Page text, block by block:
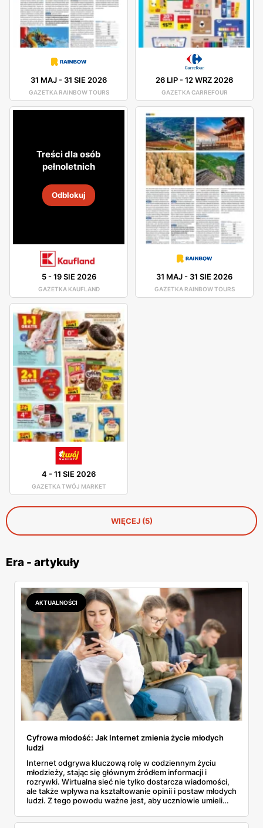
31 MAJ- 31 SIE 2026
GAZETKA RAINBOW TOURS
26 LIP-12 WRZ 2026
GAZETKA CARREFOUR
Treści dla osób
pełnoletnich
Odblokuj
5-19 SIE 2026
GAZETKA KAUFLAND
31 MAJ- 31 SIE 2026
GAZETKA RAINBOW TOURS
4 -11 SIE 2026
GAZETKA TWÓJ MARKET
WIĘCEJ (5)
Era - artykuły
AKTUALNOŚCI
Cyfrowa młodość: Jak Internet zmienia życie młodych
ludzi
Internet odgrywa kluczową rolę w codziennym życiu
młodzieży, stając się głównym źródłem informacji i
rozrywki. Wirtualna sieć nie tylko dostarcza wiadomości,
ale także wpływa na kształtowanie opinii i postaw młodych
ludzi. Z tego powodu ważne jest, aby uczniowie umieli
nauczyciele mają tu istotne zadanie - powinni wspierać